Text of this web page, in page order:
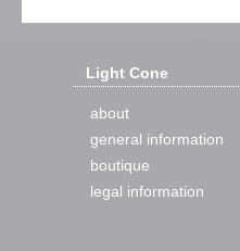
Light Cone
about
general information
boutique
legal information